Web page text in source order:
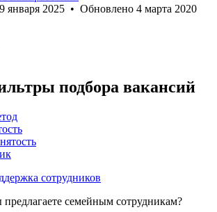
января 2025 • Обновлено 4 марта 2020
подбора вакансий
сотрудников
семейным сотрудникам?